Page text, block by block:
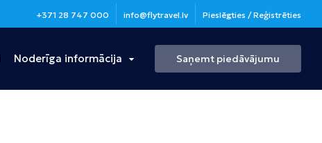
+371 28 747 000 info@flytravel.lv Pieslēgties / Reģistrēties
Noderīga informācija Saņemt piedāvājumu